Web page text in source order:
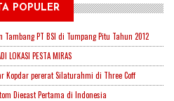
POPULER
Tambang PT BSI di Tumpang Pitu Tahun 2012
LOKASI PESTA MIRAS
Kopdar pererat Silaturahmi di Three Coff
Diecast Pertama di Indonesia